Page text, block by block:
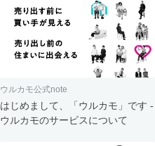
ウルカモ公式note
はじめまして、「ウルカモ」です -
ウルカモのサービスについて